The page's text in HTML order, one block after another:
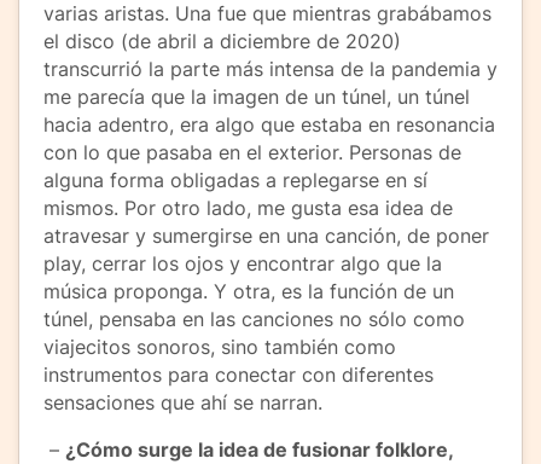
varias aristas. Una fue que mientras grabábamos
el disco (de abril a diciembre de 2020)
transcurrió la parte más intensa de la pandemia y
me parecía que la imagen de un túnel, un túnel
hacia adentro, era algo que estaba en resonancia
con lo que pasaba en el exterior. Personas de
alguna forma obligadas a replegarse en sí
mismos. Por otro lado, me gusta esa idea de
atravesar y sumergirse en una canción, de poner
play, cerrar los ojos y encontrar algo que la
música proponga. Y otra, es la función de un
túnel, pensaba en las canciones no sólo como
viajecitos sonoros, sino también como
instrumentos para conectar con diferentes
sensaciones que ahí se narran.
– ¿Cómo surge la idea de fusionar folklore,